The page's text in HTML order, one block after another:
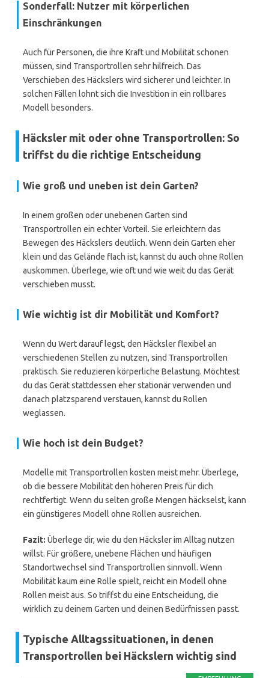
Sonderfall: Nutzer mit körperlichen
Einschränkungen
Auch für Personen, die ihre Kraft und Mobilität schonen
müssen, sind Transportrollen sehr hilfreich. Das
Verschieben des Häckslers wird sicherer und leichter. In
solchen Fällen lohnt sich die Investition in ein rollbares
Modell besonders.
Häcksler mit oder ohne Transportrollen: So
triffst du die richtige Entscheidung
Wie groß und uneben ist dein Garten?
In einem großen oder unebenen Garten sind
Transportrollen ein echter Vorteil. Sie erleichtern das
Bewegen des Häckslers deutlich. Wenn dein Garten eher
klein und das Gelände flach ist, kannst du auch ohne Rollen
auskommen. Überlege, wie oft und wie weit du das Gerät
verschieben musst.
Wie wichtig ist dir Mobilität und Komfort?
Wenn du Wert darauf legst, den Häcksler flexibel an
verschiedenen Stellen zu nutzen, sind Transportrollen
praktisch. Sie reduzieren körperliche Belastung. Möchtest
du das Gerät stattdessen eher stationär verwenden und
danach platzsparend verstauen, kannst du Rollen
weglassen.
Wie hoch ist dein Budget?
Modelle mit Transportrollen kosten meist mehr. Überlege,
ob die bessere Mobilität den höheren Preis für dich
rechtfertigt. Wenn du selten große Mengen häckselst, kann
ein günstigeres Modell ohne Rollen ausreichen.
Fazit: Überlege dir, wie du den Häcksler im Alltag nutzen
willst. Für größere, unebene Flächen und häufigen
Standortwechsel sind Transportrollen sinnvoll. Wenn
Mobilität kaum eine Rolle spielt, reicht ein Modell ohne
Rollen meist aus. So triffst du eine Entscheidung, die
wirklich zu deinem Garten und deinen Bedürfnissen passt.
Typische Alltagssituationen, in denen
Transportrollen bei Häckslern wichtig sind